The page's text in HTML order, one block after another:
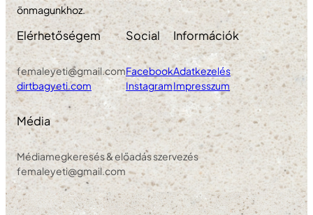
önmagunkhoz.
Elérhetőségem
femaleyeti@gmail.com
dirtbagyeti.com
Social
Facebook
Instagram
Információk
Adatkezelés
Impresszum
Média
Médiamegkeresés & előadás szervezés
femaleyeti@gmail.com